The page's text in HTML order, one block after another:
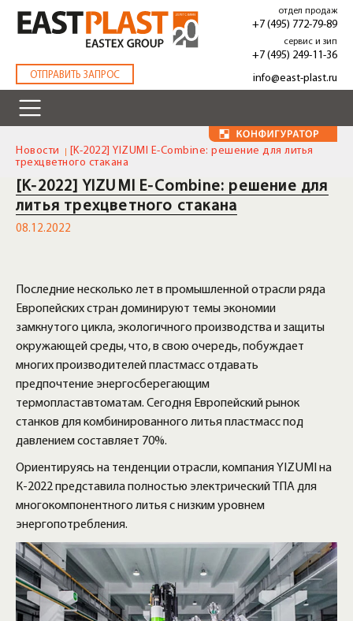
основному
содержанию
ОТПРАВИТЬ ЗАПРОС
отдел продаж
+7 (495) 772-79-89
сервис и зип
+7 (495) 249-11-36
info@east-plast.ru
Новости
[K-2022] YIZUMI E-Combine: решение для литья
трехцветного стакана
[K-2022] YIZUMI E-Combine: решение для
литья трехцветного стакана
08.12.2022
Последние несколько лет в промышленной отрасли ряда
Европейских стран доминируют темы экономии
замкнутого цикла, экологичного производства и защиты
окружающей среды, что, в свою очередь, побуждает
многих производителей пластмасс отдавать
предпочтение энергосберегающим
термопластавтоматам. Сегодня Европейский рынок
станков для комбинированного литья пластмасс под
давлением составляет 70%.
Ориентируясь на тенденции отрасли, компания YIZUMI на
К-2022 представила полностью электрический ТПА для
многокомпонентного литья с низким уровнем
энергопотребления.